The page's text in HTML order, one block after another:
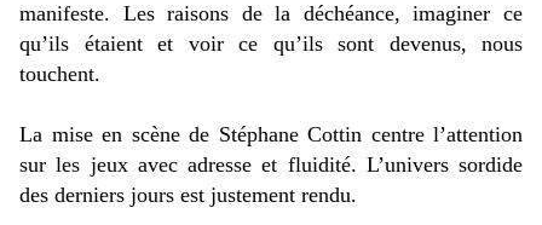
manifeste. Les raisons de la déchéance, imaginer ce
qu’ils étaient et voir ce qu’ils sont devenus, nous
touchent.
La mise en scène de Stéphane Cottin centre l’attention
sur les jeux avec adresse et fluidité. L’univers sordide
des derniers jours est justement rendu.